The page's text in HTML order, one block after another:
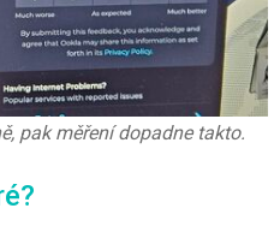
pak měření dopadne takto.